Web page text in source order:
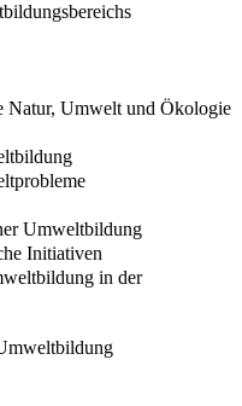
Natur, Umwelt und Ökologie
Umweltbildung
Initiativen
in der